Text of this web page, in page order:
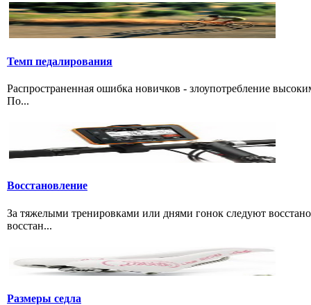
Темп педалирования
Распространенная ошибка новичков - злоупотребление
По...
Восстановление
За тяжелыми тренировками или днями гонок следуют
восстан...
Размеры седла